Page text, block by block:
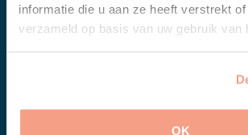
informatie die u aan ze heeft verstrekt
verzameld op basis van uw gebruik van
OK
Groeii begeleidt mensen die het moeilijk
dagelijks leven te organiseren. Daarbij